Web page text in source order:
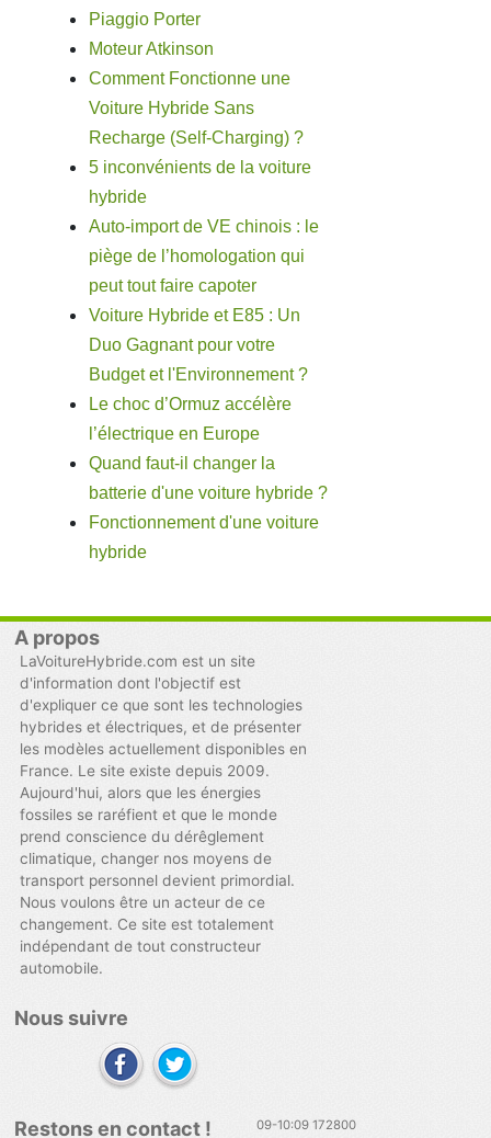
Piaggio Porter
Moteur Atkinson
Comment Fonctionne une
Voiture Hybride Sans
Recharge (Self-Charging) ?
5 inconvénients de la voiture
hybride
Auto-import de VE chinois : le
piège de l’homologation qui
peut tout faire capoter
Voiture Hybride et E85 : Un
Duo Gagnant pour votre
Budget et l'Environnement ?
Le choc d’Ormuz accélère
l’électrique en Europe
Quand faut-il changer la
batterie d'une voiture hybride ?
Fonctionnement d'une voiture
hybride
A propos
LaVoitureHybride.com est un site
d'information dont l'objectif est
d'expliquer ce que sont les technologies
hybrides et électriques, et de présenter
les modèles actuellement disponibles en
France. Le site existe depuis 2009.
Aujourd'hui, alors que les énergies
fossiles se raréfient et que le monde
prend conscience du dérêglement
climatique, changer nos moyens de
transport personnel devient primordial.
Nous voulons être un acteur de ce
changement. Ce site est totalement
indépendant de tout constructeur
automobile.
Nous suivre
Restons en contact ! 09-10:09 172800